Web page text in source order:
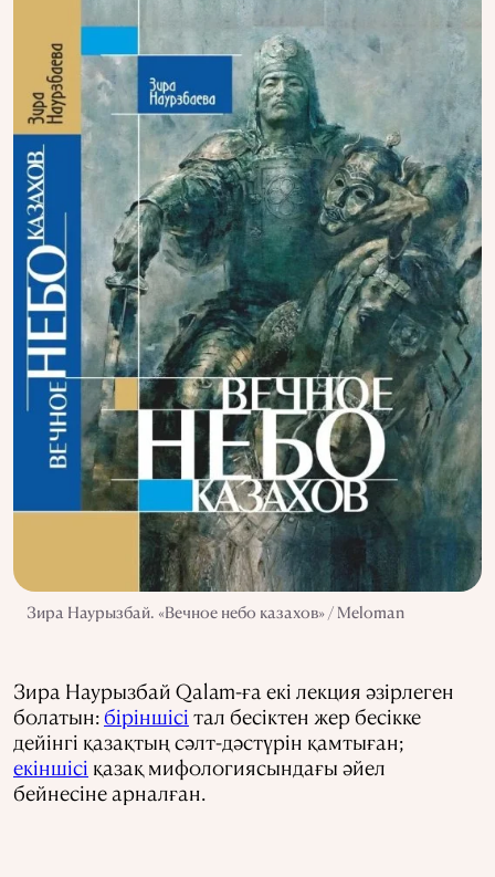
Зира Наурызбай. «Вечное небо казахов» / Meloman
Зира Наурызбай Qalam-ға екі лекция әзірлеген
болатын:біріншісі тал бесіктен жер бесікке
дейінгі қазақтың сәлт-дәстүрін қамтыған;
екіншісі қазақ мифологиясындағы әйел
бейнесіне арналған.